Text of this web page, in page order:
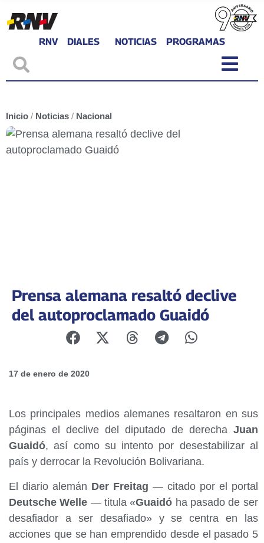
RNV DIALES NOTICIAS PROGRAMAS
Inicio / Noticias / Nacional
Prensa alemana resaltó declive
del autoproclamado Guaidó
17 de enero de 2020
Los principales medios alemanes resaltaron en sus
páginas el declive del diputado de derecha Juan
Guaidó, así como su intento por desestabilizar al
país y derrocar la Revolución Bolivariana.
El diario alemán Der Freitag — citado por el portal
Deutsche Welle — titula «Guaidó ha pasado de ser
desafiador a ser desafiado» y se centra en las
acciones que se han emprendido desde el pasado 5